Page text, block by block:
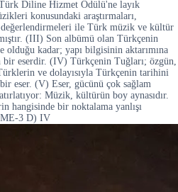
Diline Hizmet Ödülü'ne layık
konusundaki araştırmaları,
ile Türk müzik ve kültür
(III) Son albümü olan Türkçenin
kadar; yapı bilgisinin aktarımına
bir eserdir. (IV) Türkçenin Tuğları; özgün,
ve dolayısıyla Türkçenin tarihini
eser. (V) Eser, gücünü çok sağlam
Müzik, kültürün boy aynasıdır.
hangisinde bir noktalama yanlışı
3 D) IV